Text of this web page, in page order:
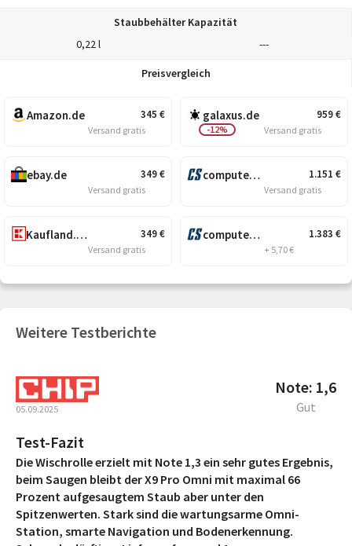
Staubbehälter Kapazität
0,22 l
---
Preisvergleich
345 €
Amazon.de
Versand gratis
349€
ebay.de
Versand gratis
349€
Kaufland.de
Versand gratis
959€
galaxus.de
-12% Versand gratis
1.151 €
computersalg.de
Versand gratis
1.383 €
computersalg.de
+ 5,70 €
Weitere Testberichte
05.09.2025
Note: 1,6
Gut
Test-Fazit
Die Wischrolle erzielt mit Note 1,3 ein sehr gutes Ergebnis,
beim Saugen bleibt der X9 Pro Omni mit maximal 66
Prozent aufgesaugtem Staub aber unter den
Spitzenwerten. Stark sind die wartungsarme Omni-
Station, smarte Navigation und Bodenerkennung.